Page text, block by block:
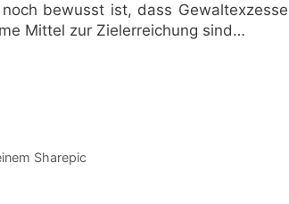
bewusst ist, dass Gewaltexzesse
Mittel zur Zielerreichung sind…
Sharepic